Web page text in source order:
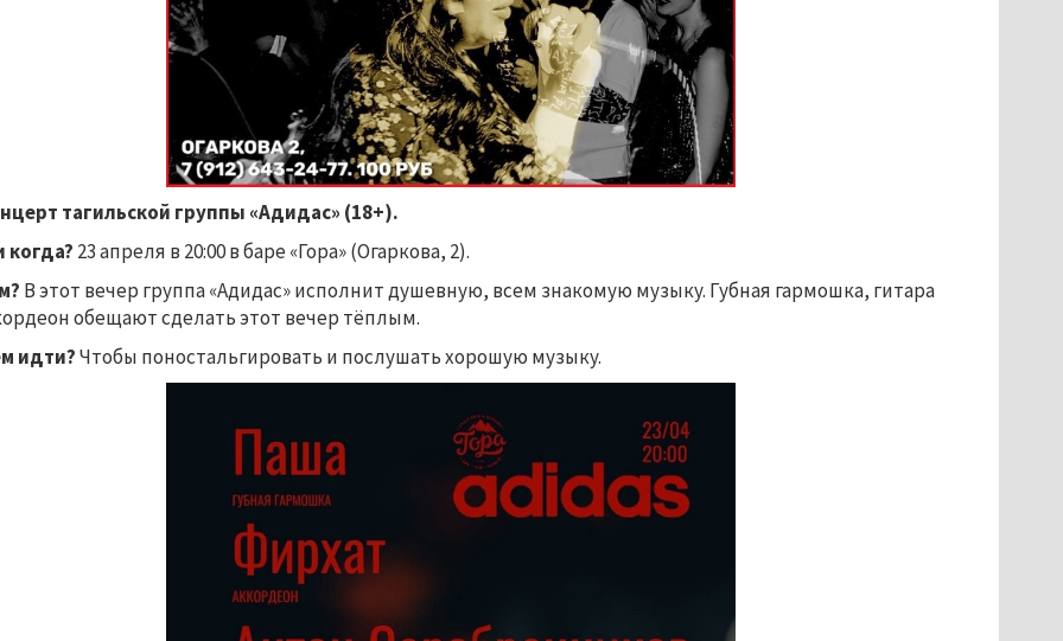
тагильской группы «Адидас» (18+).
когда? 23 апреля в 20:00 в баре «Гора» (Огаркова, 2).
В этот вечер группа «Адидас» исполнит душевную, всем знакомую музыку. Губная гармошка, гитара
обещают сделать этот вечер тёплым.
идти?Чтобы поностальгировать и послушать хорошую музыку.